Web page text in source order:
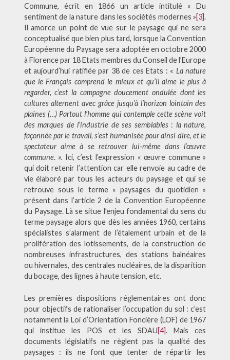
Commune, écrit en 1866 un article intitulé « Du
sentiment de la nature dans les sociétés modernes »[3].
Il amorce un point de vue sur le paysage qui ne sera
conceptualisé que bien plus tard, lorsque la Convention
Européenne du Paysage sera adoptée en octobre 2000
à Florence par 18 Etats membres du Conseil de l’Europe
et aujourd’hui ratifiée par 38 de ces Etats : « La nature
que le Français comprend le mieux et qu’il aime le plus à
regarder, c’est la campagne doucement ondulée dont les
cultures alternent avec grâce jusqu’à l’horizon lointain des
plaines (…) Partout l’homme qui contemple cette scène voit
des marques de l’industrie de ses semblables : la nature,
façonnée par le travail, s’est humanisée pour ainsi dire, et le
spectateur aime à se retrouver lui-même dans l’œuvre
commune. ». Ici, c’est l’expression « œuvre commune »
qui doit retenir l’attention car elle renvoie au cadre de
vie élaboré par tous les acteurs du paysage et qui se
retrouve sous le terme « paysages du quotidien »
présent dans l’article 2 de la Convention Européenne
du Paysage. Là se situe l’enjeu fondamental du sens du
terme paysage alors que dès les années 1960, certains
spécialistes s’alarment de l’étalement urbain et de la
prolifération des lotissements, de la construction de
nombreuses infrastructures, des stations balnéaires
ou hivernales, des centrales nucléaires, de la disparition
du bocage, des lignes à haute tension, etc.
Les premières dispositions réglementaires ont donc
pour objectifs de rationaliser l’occupation du sol : c’est
notamment la Loi d’Orientation Foncière (LOF) de 1967
qui institue les POS et les SDAU[4]. Mais ces
documents législatifs ne règlent pas la qualité des
paysages : ils ne font que tenter de répartir les